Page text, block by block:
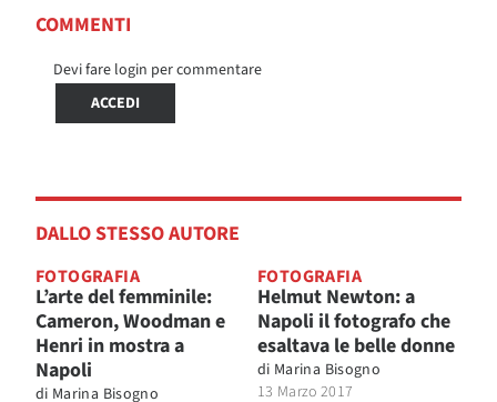
COMMENTI
Devi fare login per commentare
ACCEDI
DALLO STESSO AUTORE
FOTOGRAFIA
L’arte del femminile:
Cameron, Woodman e
Henri in mostra a
Napoli
di Marina Bisogno
FOTOGRAFIA
Helmut Newton: a
Napoli il fotografo che
esaltava le belle donne
di Marina Bisogno
13 Marzo 2017